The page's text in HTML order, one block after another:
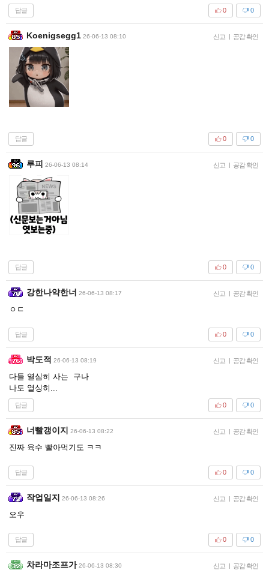
답글 0
0
Koenigsegg1 26-06-13 08:10 신고 | 공감 확인
답글 0
0
루피 26-06-13 08:14 신고 | 공감 확인
답글 0
0
강한나약한너 26-06-13 08:17 신고 | 공감 확인
ㅇㄷ
답글 0
0
박도적 26-06-13 08:19 신고 | 공감 확인
다들 열심히 사는 구나
나도 열싱히...
답글 0
0
너빨갱이지 26-06-13 08:22 신고 | 공감 확인
진짜 육수 빨아먹기도 ㅋㅋ
답글 0
0
작업일지 26-06-13 08:26 신고 | 공감 확인
오우
답글 0
0
차라마조프가 26-06-13 08:30 신고 | 공감 확인